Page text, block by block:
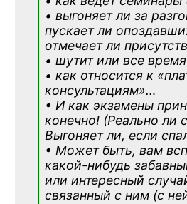
• выгоняет ли за
пускает ли
отмечает ли
• шутит или все
• как относится к
консультациям»…
• И как экзамены
конечно! (Реально ли
Выгоняет ли, если
• Может быть, вам
какой-нибудь
или интересный
связанный с ним (с